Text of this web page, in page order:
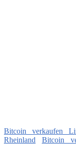
Bitcoin verkaufen
Rheinland
Bitcoin